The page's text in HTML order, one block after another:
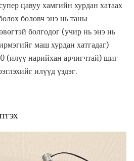
цавуу хамгийн хурдан хатаах
боловч энэ нь таны
болгодог (учир нь энэ нь
маш хурдан хатгадаг)
(илүү нарийхан арчигчтай) шиг
илүүд үздэг.